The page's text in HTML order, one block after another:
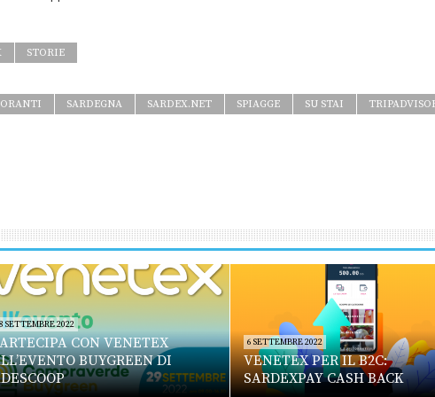
STORIE
SARDEGNA SARDEX.NET SPIAGGE SU STAI
SETTEMBRE 2022
CON VENETEX
BUYGREEN DI
6 SETTEMBRE 2022
VENETEX PER IL B2C:
SARDEXPAY CASH BACK